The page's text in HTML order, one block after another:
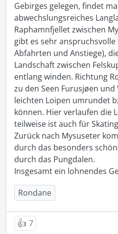
Gebirges gelegen, findet
abwechslungsreiches
Raphamnfjellet zwischen
gibt es sehr anspruchsvolle
Abfahrten und Anstiege),
Landschaft zwischen
entlang winden. Richtung
zu den Seen Furusjøen
leichten Loipen umrundet
können. Hier verlaufen die
teilweise ist auch für
Zurück nach Mysuseter
durch das besonders
durch das Pungdalen.
Insgesamt ein lohnendes
Rondane
👍 7